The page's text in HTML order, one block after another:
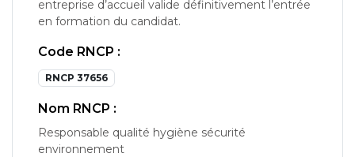
entreprise d’accueil valide définitivement l’entrée
en formation du candidat.
Code RNCP :
RNCP 37656
Nom RNCP :
Responsable qualité hygiène sécurité
environnement